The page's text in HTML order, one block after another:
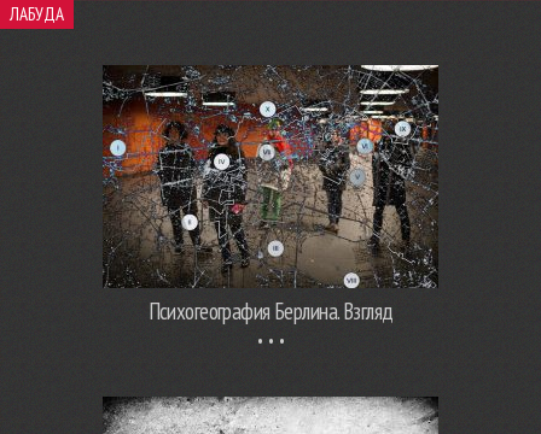
ЛАБУДА
Психогеография Берлина. Взгляд